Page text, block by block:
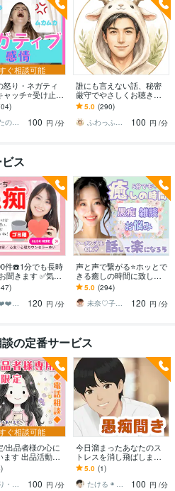
ぐ相談可能
怒り・ネガティ
ッチ⭐受け止め
ラ❗不満/上司/
き出せる秘密❤️
すあなたのサポーター⭐えみ
100 円 /分
誰にも言えない話、秘密
厳守でやさしくお聴きし
ます 恥ずかしい言えな
い・しんどい・本音→話
してスッキリ☘️
5.0 (290)
ふわっふわのカシミヤ
100 円 /分
ス
件☎️1分でも長時
聞きます ✅気持
❗️⚡️イライラ⚡️も
でもOK♡
ゆい❤️❤️癒しの心友
120 円 /分
声と声で繋がる⭐️ホッとで
きる癒しの時間に致しま
す 泣いて笑って✨ありの
ままのあなたで♬気軽に
心のケアしましょ✨
5.0 (294)
未奈♡子供のようにありのままで⭐️
120 円 /分
の定番サービス
ぐ相談可能
/出品者様の心に
す 出品活動で
持ちやモヤモ
します
りえり・話してガス抜き・ココロ楽に♪
100 円 /分
今日溜まったあなたのス
トレスを消し飛ばします
おしゃべりで心のもやも
や解消！年齢や世代を超
えてお話しします
5.0 (1)
たける ◉ お話し聞きます
100 円 /分